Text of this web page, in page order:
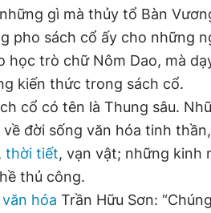
gì mà thủy tổ Bàn
pho sách cổ ấy cho những
học trò chữ Nôm Dao, mà
kiến thức trong sách cổ.
cổ có tên là Thung sâu.
đời sống văn hóa tinh
thời tiết, vạn vật; những kinh
thủ công.
văn hóa Trần Hữu Sơn: